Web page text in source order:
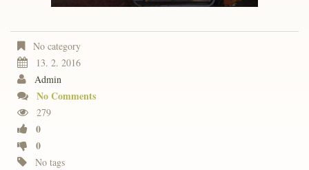
No category
13. 2. 2016
Admin
No Comments
279
0
0
No tags